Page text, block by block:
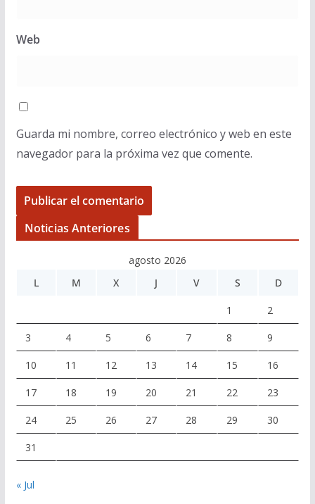
Web
Guarda mi nombre, correo electrónico y web en este
navegador para la próxima vez que comente.
Noticias Anteriores
agosto 2026
L
M X J V S D
1 2
3 4 5 6 7 8 9
10 11 12 13 14 15 16
17 18 19 20 21 22 23
24 25 26 27 28 29 30
31
« Jul